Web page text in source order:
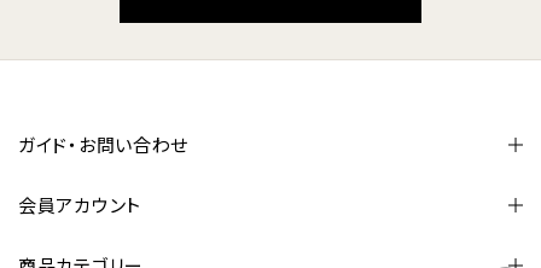
ガイド・お問い合わせ
会員アカウント